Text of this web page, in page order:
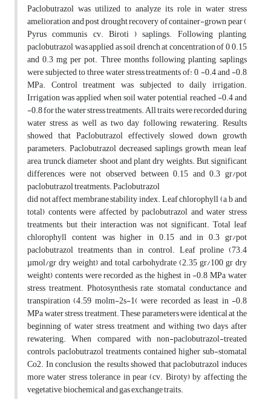
Paclobutrazol was utilized to analyze its role in water stress
amelioration and post drought recovery of container-grown pear (
Pyrus communis cv. Biroti ) saplings. Following planting,
paclobutrazol was applied as soil drench at concentration of 0, 0.15
and 0.3 mg per pot. Three months following planting, saplings
were subjected to three water stress treatments of: 0, -0.4 and -0.8
MPa. Control treatment was subjected to daily irrigation.
Irrigation was applied when soil water potential reached -0.4 and
-0.8 for the water stress treatments. All traits were recorded during
water stress as well as two day following rewatering. Results
showed that Paclobutrazol effectively slowed down growth
parameters. Paclobutrazol decreased saplings, growth, mean leaf
area, trunck diameter, shoot and plant dry weights. But, significant
differences were not observed between 0.15 and 0.3 gr/pot
paclobutrazol treatments. Paclobutrazol
did not affect membrane stability index. Leaf chlorophyll (a, b and
total) contents were affected by paclobutrazol and water stress
treatments, but their interaction was not significant. Total leaf
chlorophyll content was higher in 0.15 and in 0.3 gr/pot
paclobutrazol treatments than in control. Leaf proline (73.4
µmol/gr dry weight) and total carbohydrate (2.35 gr/100 gr dry
weight) contents were recorded as the highest in -0.8 MPa water
stress treatment. Photosynthesis rate, stomatal conductance and
transpiration (4.59 molm-2s-1( were recorded as least in -0.8
MPa water stress treatment. These parameters were identical at the
beginning of water stress treatment and withing two days after
rewatering. When compared with non-paclobutrazol-treated
controls, paclobutrazol treatments contained higher sub-stomatal
Co2. In conclusion, the results showed that paclobutrazol induces
more water stress tolerance in pear (cv. Biroty) by affecting the
vegetative, biochemical and gas exchange traits.